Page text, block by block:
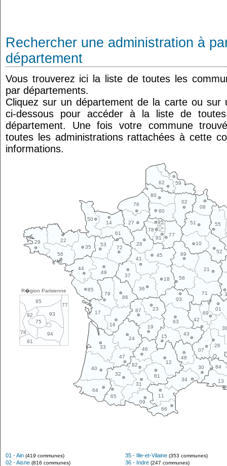
Rechercher une administration à
département
Vous trouverez ici la liste de toutes les
par départements.
Cliquez sur un département de la carte ou sur
ci-dessous pour accéder à la liste de
département. Une fois votre commune
toutes les administrations rattachées à cette
informations.
R�gion Parisienne
77
78
91
95
93
75
94
92
10
11
12
13
14
15
16
17
18
19
21
22
23
24
26
27
28
29
30
31
32
33
34
35
36
37
40
41
42
43
44
45
46
47
48
49
50
51
52
53
55
56
58
59
60
61
62
63
64
65
66
69
01
02
03
07
08
09
71
72
76
77
78
79
80
81
82 84
85
86
87
89
91
95
01 - Ain (419 communes)
02 - Aisne (816 communes)
35 - Ille-et-Vilaine (353 communes)
36 - Indre (247 communes)